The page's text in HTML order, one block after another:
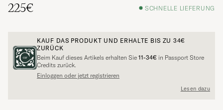
225€
SCHNELLE LIEFERUNG
KAUF DAS PRODUKT UND ERHALTE BIS ZU 34€
ZURÜCK
Beim Kauf dieses Artikels erhalten Sie 11-34€ in Passport Store
Credits zurück.
Einloggen oder jetzt registrieren
Lesen dazu